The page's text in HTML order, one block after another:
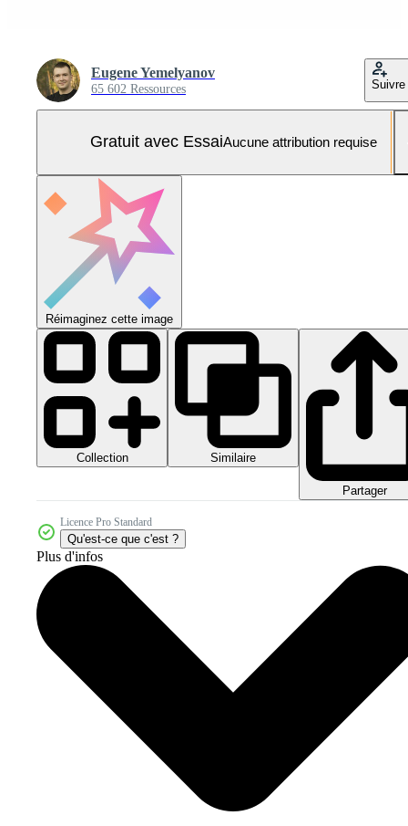
Eugene Yemelyanov
65 602 Ressources Suivre
Gratuit avec EssaiAucune attribution requise
Réimaginez cette image
Collection Similaire
Partager
Licence Pro Standard
Qu'est-ce que c'est ?
Plus d'infos